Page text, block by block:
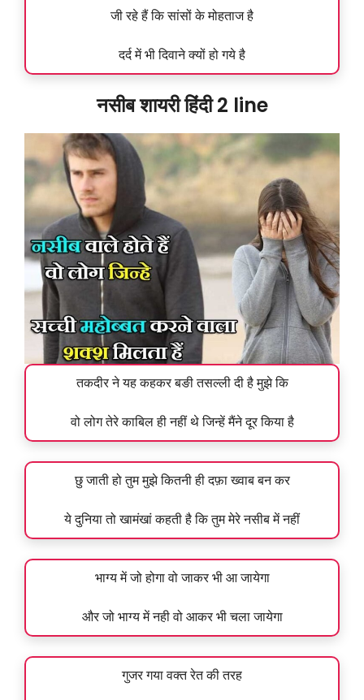
जी रहे हैं कि सांसों के मोहताज है
दर्द में भी दिवाने क्यों हो गये है
नसीब शायरी हिंदी 2 line
तकदीर ने यह कहकर बङी तसल्ली दी है मुझे कि
वो लोग तेरे काबिल ही नहीं थे जिन्हें मैंने दूर किया है
छु जाती हो तुम मुझे कितनी ही दफ़ा ख्वाब बन कर
ये दुनिया तो खामंखां कहती है कि तुम मेरे नसीब में नहीं
भाग्य में जो होगा वो जाकर भी आ जायेगा
और जो भाग्य में नही वो आकर भी चला जायेगा
गुजर गया वक्त रेत की तरह